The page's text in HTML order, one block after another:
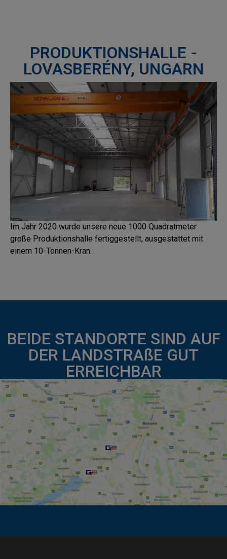
PRODUKTIONSHALLE -
LOVASBERÉNY, UNGARN
Im Jahr 2020 wurde unsere neue 1000 Quadratmeter
große Produktionshalle fertiggestellt, ausgestattet mit
einem 10-Tonnen-Kran.
BEIDE STANDORTE SIND AUF
DER LANDSTRAßE GUT
ERREICHBAR